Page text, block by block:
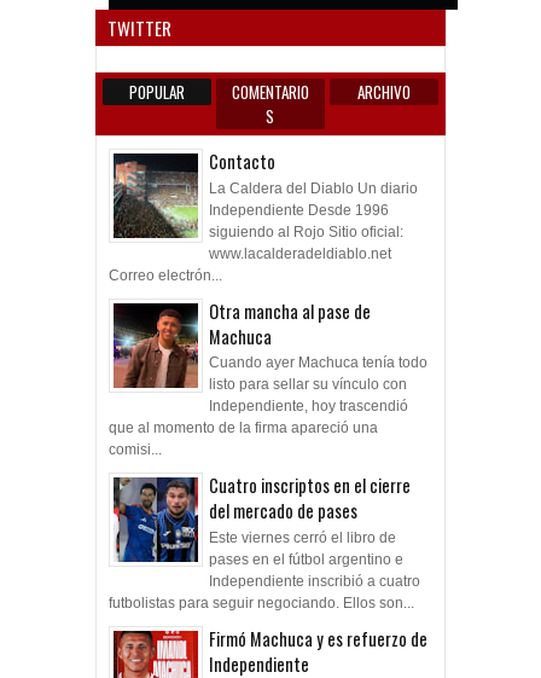
TWITTER
POPULAR
COMENTARIO
S
ARCHIVO
Contacto
La Caldera del Diablo Un diario
Independiente Desde 1996
siguiendo al Rojo Sitio oficial:
www.lacalderadeldiablo.net
Correo electrón...
Otra mancha al pase de
Machuca
Cuando ayer Machuca tenía todo
listo para sellar su vínculo con
Independiente, hoy trascendió
que al momento de la firma apareció una
comisi...
Cuatro inscriptos en el cierre
del mercado de pases
Este viernes cerró el libro de
pases en el fútbol argentino e
Independiente inscribió a cuatro
futbolistas para seguir negociando. Ellos son...
Firmó Machuca y es refuerzo de
Independiente